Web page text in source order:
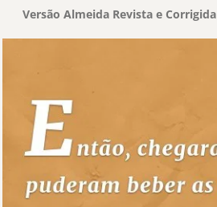
Versão Almeida Revista e Corrigida